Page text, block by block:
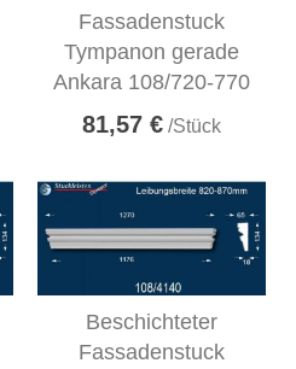
Fassadenstuck
Tympanon gerade
Ankara 108/720-770
81,57 € /Stück
Beschichteter
Fassadenstuck